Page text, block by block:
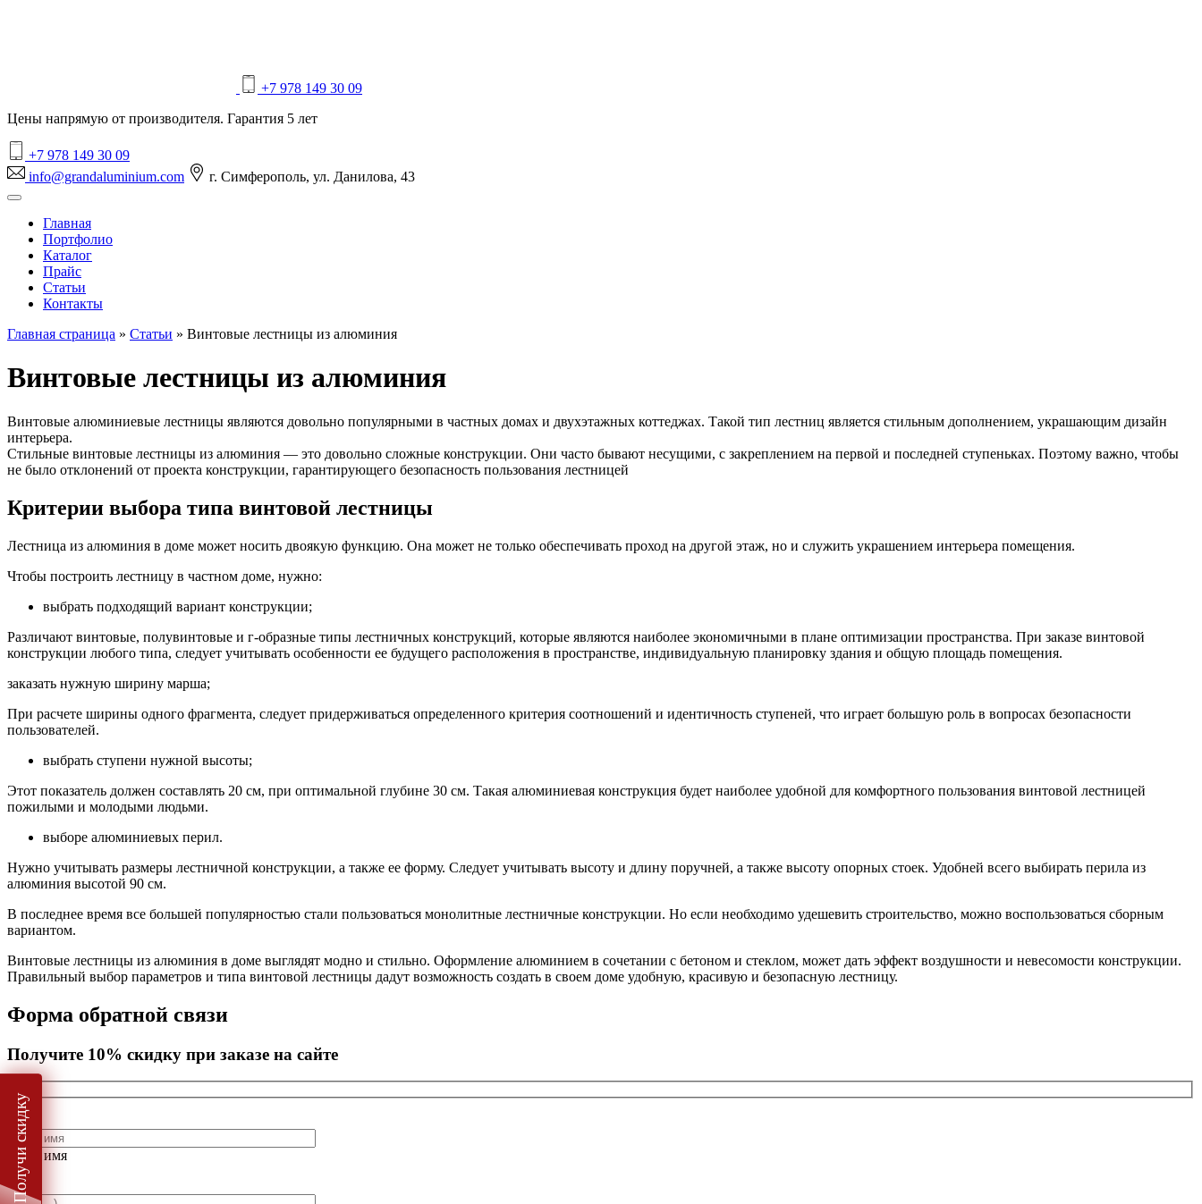
+7 978 149 30 09
Цены напрямую от производителя. Гарантия 5 лет
+7 978 149 30 09
info@grandaluminium.com
г. Симферополь, ул. Данилова, 43
Главная
Портфолио
Каталог
Прайс
Статьи
Контакты
Получи скидку
Главная страница » Статьи » Винтовые лестницы из алюминия
Винтовые лестницы из алюминия
Винтовые алюминиевые лестницы являются довольно популярными в частных домах и двухэтажных коттеджах. Такой тип лестниц является стильным дополнением, украшающим дизайн
интерьера.
Стильные винтовые лестницы из алюминия — это довольно сложные конструкции. Они часто бывают несущими, с закреплением на первой и последней ступеньках. Поэтому важно, чтобы
не было отклонений от проекта конструкции, гарантирующего безопасность пользования лестницей
Критерии выбора типа винтовой лестницы
Лестница из алюминия в доме может носить двоякую функцию. Она может не только обеспечивать проход на другой этаж, но и служить украшением интерьера помещения.
Чтобы построить лестницу в частном доме, нужно:
выбрать подходящий вариант конструкции;
Различают винтовые, полувинтовые и г-образные типы лестничных конструкций, которые являются наиболее экономичными в плане оптимизации пространства. При заказе винтовой
конструкции любого типа, следует учитывать особенности ее будущего расположения в пространстве, индивидуальную планировку здания и общую площадь помещения.
заказать нужную ширину марша;
При расчете ширины одного фрагмента, следует придерживаться определенного критерия соотношений и идентичность ступеней, что играет большую роль в вопросах безопасности
пользователей.
выбрать ступени нужной высоты;
Этот показатель должен составлять 20 см, при оптимальной глубине 30 см. Такая алюминиевая конструкция будет наиболее удобной для комфортного пользования винтовой лестницей
пожилыми и молодыми людьми.
выборе алюминиевых перил.
Нужно учитывать размеры лестничной конструкции, а также ее форму. Следует учитывать высоту и длину поручней, а также высоту опорных стоек. Удобней всего выбирать перила из
алюминия высотой 90 см.
В последнее время все большей популярностью стали пользоваться монолитные лестничные конструкции. Но если необходимо удешевить строительство, можно воспользоваться сборным
вариантом.
Винтовые лестницы из алюминия в доме выглядят модно и стильно. Оформление алюминием в сочетании с бетоном и стеклом, может дать эффект воздушности и невесомости конструкции.
Правильный выбор параметров и типа винтовой лестницы дадут возможность создать в своем доме удобную, красивую и безопасную лестницу.
Форма обратной связи
Получите 10% скидку при заказе на сайте
Ваше имя